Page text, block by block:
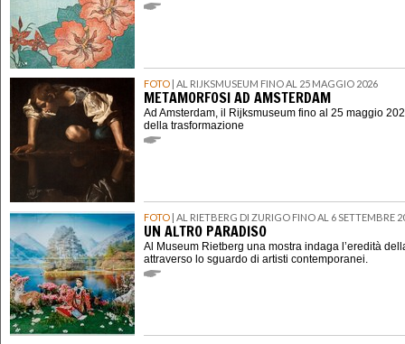
FOTO | AL RIJKSMUSEUM FINO AL 25 MAGGIO 2026
METAMORFOSI AD AMSTERDAM
Ad Amsterdam, il Rijksmuseum fino al 25 maggio
della trasformazione
FOTO | AL RIETBERG DI ZURIGO FINO AL 6 SETTEMBRE
UN ALTRO PARADISO
Al Museum Rietberg una mostra indaga l’eredità
attraverso lo sguardo di artisti contemporanei.